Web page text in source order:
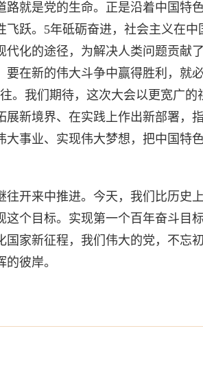
就是党的生命。正是沿着中国特
跃。5年砥砺奋进，社会主义在
化的途径，为解决人类问题贡献
在新的伟大斗争中赢得胜利，就
。我们期待，这次大会以更宽广的
新境界、在实践上作出新部署，
事业、实现伟大梦想，把中国特
开来中推进。今天，我们比历史
个目标。实现第一个百年奋斗目
家新征程，我们伟大的党，不忘
彼岸。